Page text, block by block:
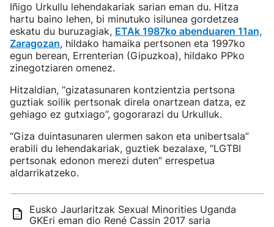
Iñigo Urkullu lehendakariak sarian eman du. Hitza
hartu baino lehen, bi minutuko isilunea gordetzea
eskatu du buruzagiak, ETAk 1987ko abenduaren 11an,
Zaragozan, hildako hamaika pertsonen eta 1997ko
egun berean, Errenterian (Gipuzkoa), hildako PPko
zinegotziaren omenez.
Hitzaldian, “gizatasunaren kontzientzia pertsona
guztiak soilik pertsonak direla onartzean datza, ez
gehiago ez gutxiago”, gogorarazi du Urkulluk.
“Giza duintasunaren ulermen sakon eta unibertsala”
erabili du lehendakariak, guztiek bezalaxe, “LGTBI
pertsonak edonon merezi duten” errespetua
aldarrikatzeko.
Eusko Jaurlaritzak Sexual Minorities Uganda
GKEri eman dio René Cassin 2017 saria